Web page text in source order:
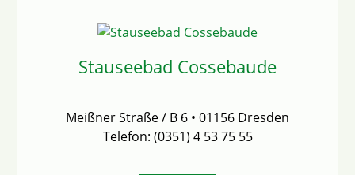
Stauseebad Cossebaude
Meißner Straße / B 6 • 01156 Dresden
Telefon: (0351) 4 53 75 55